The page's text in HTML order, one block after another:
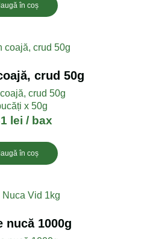
în coș
crud 50g
crud 50g
x 50g
lei / bax
în coș
nucă 1000g